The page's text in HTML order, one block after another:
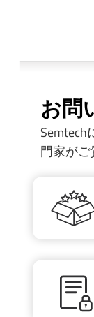
お問
Semtech
門家がご